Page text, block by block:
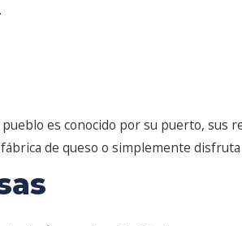
es conocido por su puerto, sus
de queso o simplemente